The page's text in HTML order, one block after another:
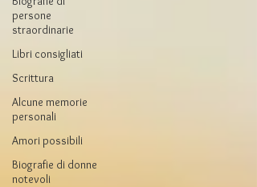
persone
straordinarie
Libri consigliati
Scrittura
Alcune memorie
personali
Amori possibili
Biografie di donne
notevoli